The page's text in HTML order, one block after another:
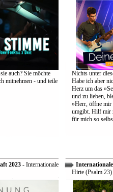
auch? Sie möchte
mitnehmen - und teile
Nichts unter
Habe ich aber
Herz um das
und zu lieben,
»Herr, öffne mir
umgibt. Hilf mir
für mich so
2023- Internationale
Hirte (Psalm 23)